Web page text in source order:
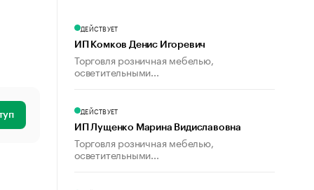
ДЕЙСТВУЕТ
ИП Комков Денис Игоревич
Торговля розничная мебелью,
осветительными...
ДЕЙСТВУЕТ
ИП Лущенко Марина Видиславовна
Торговля розничная мебелью,
осветительными...